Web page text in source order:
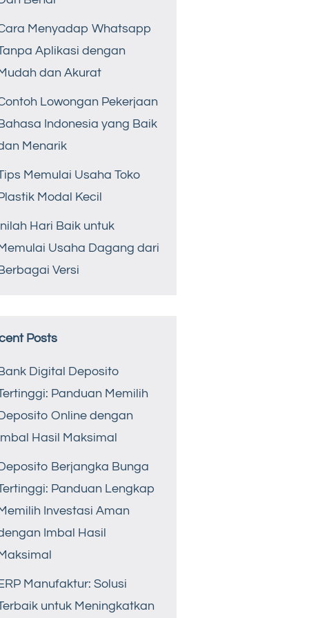
Menyadap Whatsapp
Aplikasi dengan
dan Akurat
Lowongan Pekerjaan
Indonesia yang Baik
Menarik
Memulai Usaha Toko
Modal Kecil
Hari Baik untuk
Usaha Dagang dari
Versi
Posts
Digital Deposito
Panduan Memilih
Online dengan
Hasil Maksimal
Berjangka Bunga
Panduan Lengkap
Investasi Aman
Imbal Hasil
Manufaktur: Solusi
untuk Meningkatkan